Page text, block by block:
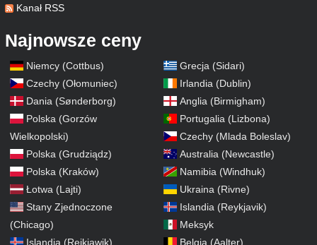
Kanał RSS
Najnowsze ceny
Niemcy (Cottbus)
Czechy (Ołomuniec)
Dania (Sønderborg)
Polska (Gorzów
Wielkopolski)
Polska (Grudziądz)
Polska (Kraków)
Łotwa (Lajti)
Stany Zjednoczone
(Chicago)
Islandia (Rejkiawik)
Grecja (Sidari)
Irlandia (Dublin)
Anglia (Birmigham)
Portugalia (Lizbona)
Czechy (Mlada Boleslav)
Australia (Newcastle)
Namibia (Windhuk)
Ukraina (Rivne)
Islandia (Reykjavik)
Meksyk
Belgia (Aalter)